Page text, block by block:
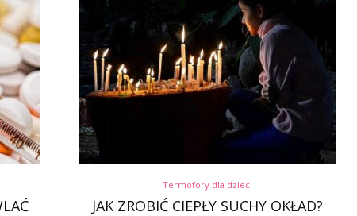
Termofory dla dzieci
JAK ZROBIĆ CIEPŁY SUCHY OKŁAD?